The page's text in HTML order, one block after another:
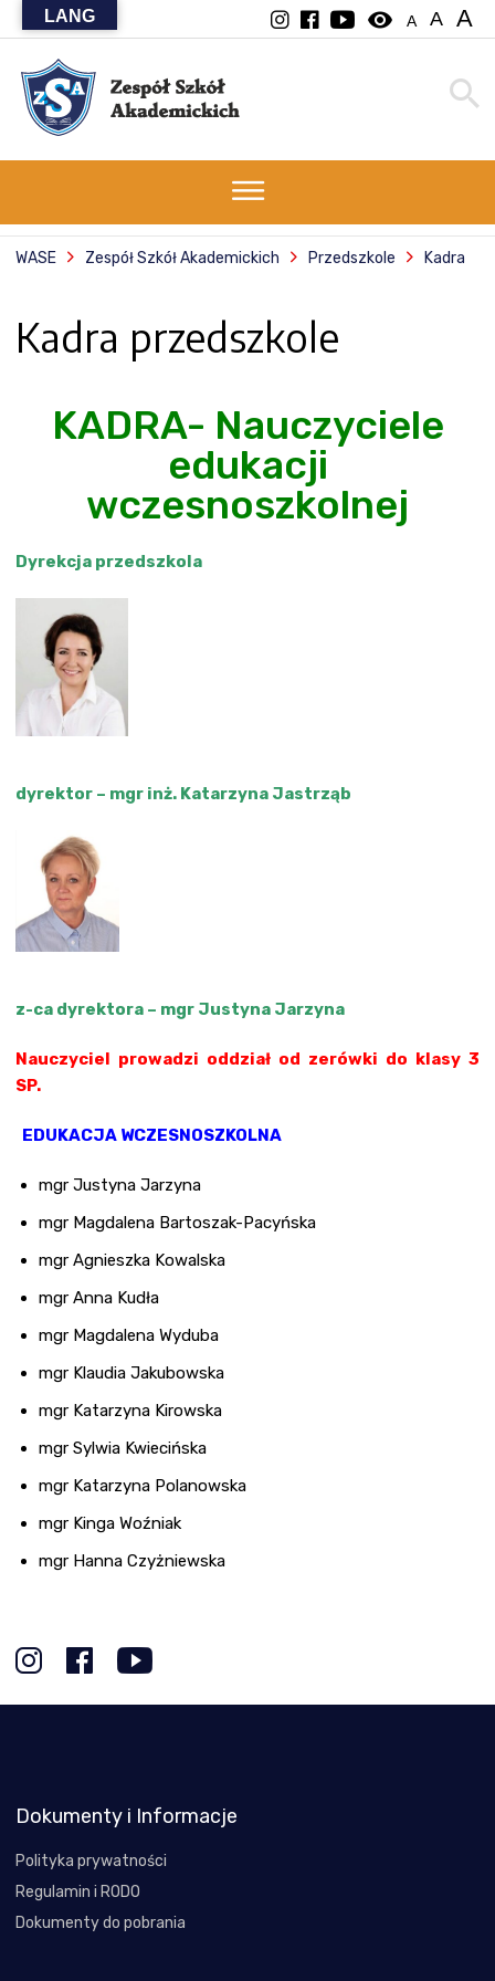
visibility A A A
WASE Zespół Szkół Akademickich Przedszkole Kadra
Kadra przedszkole
KADRA- Nauczyciele
edukacji
wczesnoszkolnej
Dyrekcja przedszkola
dyrektor – mgr inż. Katarzyna Jastrząb
z-ca dyrektora – mgr Justyna Jarzyna
Nauczyciel prowadzi oddział od zerówki do klasy 3
SP.
EDUKACJA WCZESNOSZKOLNA
mgr Justyna Jarzyna
mgr Magdalena Bartoszak-Pacyńska
mgr Agnieszka Kowalska
mgr Anna Kudła
mgr Magdalena Wyduba
mgr Klaudia Jakubowska
mgr Katarzyna Kirowska
mgr Sylwia Kwiecińska
mgr Katarzyna Polanowska
mgr Kinga Woźniak
mgr Hanna Czyżniewska
Dokumenty i Informacje
Polityka prywatności
Regulamin i RODO
Dokumenty do pobrania
LANG